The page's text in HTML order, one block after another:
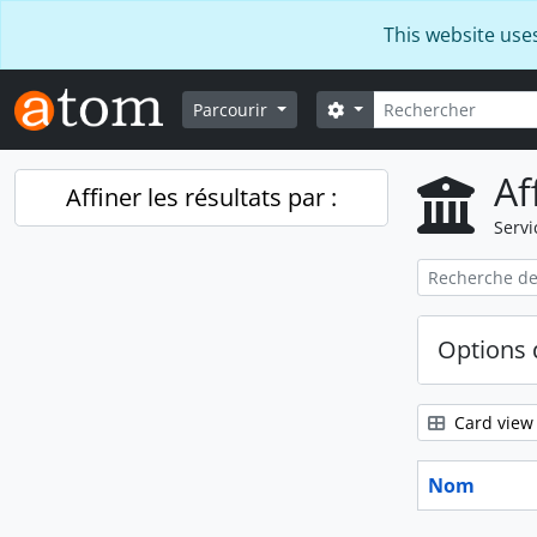
This website
Parcourir Rechercher
Search options
Affiner les résultats par :
Options
Card view
Nom